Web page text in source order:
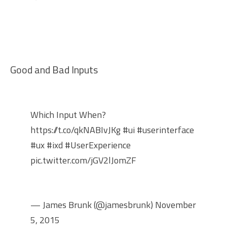
Good and Bad Inputs
Which Input When?
https://t.co/qkNABIvJKg#ui #userinterface
#ux#ixd #UserExperience
pic.twitter.com/jGV2lJomZF
— James Brunk (@jamesbrunk) November
5, 2015